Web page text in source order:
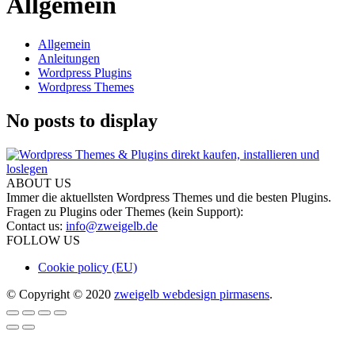
Allgemein
Anleitungen
Wordpress Plugins
Wordpress Themes
No posts to display
ABOUT US
Immer die aktuellsten Wordpress Themes und die besten Plugins.
Fragen zu Plugins oder Themes (kein Support):
Contact us: info@zweigelb.de
FOLLOW US
Cookie policy (EU)
© Copyright © 2020 zweigelb webdesign pirmasens.